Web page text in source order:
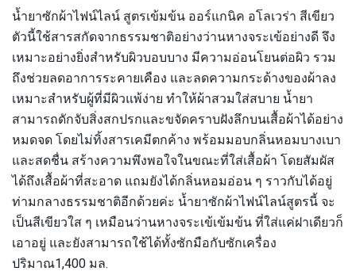
น้ำยาซักผ้าไฟน์ไลน์ สูตรเข้มข้น ออร์แกนิค อโลเวร่า สีเขียว
ตัวนี้ใช้สารสกัดจากธรรมชาติอย่างว่านหางจระเข้อย่างดี จึง
เหมาะอย่างยิ่งสำหรับผิวบอบบาง มีความอ่อนโยนต่อผิว รวม
ถึงช่วยลดอาการระคายเคือง และลดความกระด้างของผ้าลง
เหมาะสำหรับผู้ที่มีผิวแพ้ง่าย ทำให้ผ้าสวมใส่สบาย น้ำยา
สามารถดักจับสิ่งสกปรกและขจัดคราบฝังลึกบนเสื้อผ้าได้อย่าง
หมดจด โดยไม่ทิ้งสารเคมีตกค้าง พร้อมมอบกลิ่นหอมบางเบา
และสดชื่น สร้างความพึงพอใจในขณะที่ใส่เสื้อผ้า โดยสัมผัส
ได้ถึงเสื้อผ้าที่สะอาด แถมยังได้กลิ่นหอมอ่อน ๆ ราวกับได้อยู่
ท่ามกลางธรรมชาติอีกด้วยค่ะ น้ำยาซักผ้าไฟน์ไลน์สูตรนี้ จะ
เป็นสีเขียวใส ๆ เหมือนว่านหางจระเข้เข้มข้น ที่ใส่แค่ฝาเดียวก็
เอาอยู่ และยังสามารถใช้ได้ทั้งซักมือกับซักเครื่อง
ปริมาณ1,400 มล.